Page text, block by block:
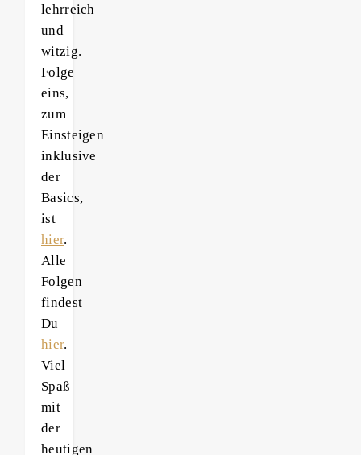
lehrreich
und
witzig.
Folge
eins,
zum
Einsteigen
inklusive
der
Basics,
ist
hier.
Alle
Folgen
findest
Du
hier.
Viel
Spaß
mit
der
heutigen